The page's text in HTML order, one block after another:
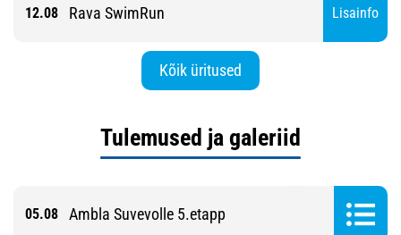
12.08 Rava SwimRun Lisainfo
Kõik üritused
Tulemused ja galeriid
05.08 Ambla Suvevolle 5.etapp